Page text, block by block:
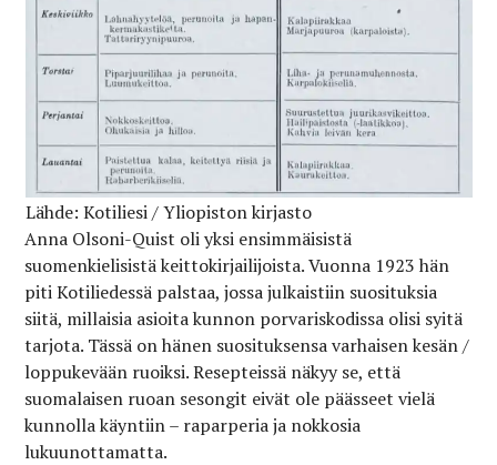
Lähde: Kotiliesi / Yliopiston kirjasto
Anna Olsoni-Quist oli yksi ensimmäisistä
suomenkielisistä keittokirjailijoista. Vuonna 1923 hän
piti Kotiliedessä palstaa, jossa julkaistiin suosituksia
siitä, millaisia asioita kunnon porvariskodissa olisi syitä
tarjota. Tässä on hänen suosituksensa varhaisen kesän /
loppukevään ruoiksi. Resepteissä näkyy se, että
suomalaisen ruoan sesongit eivät ole päässeet vielä
kunnolla käyntiin – raparperia ja nokkosia
lukuunottamatta.